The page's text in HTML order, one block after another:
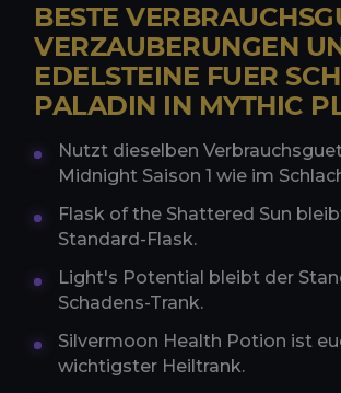
BESTE
VERZAUBERUNGEN
EDELSTEINE FUER
PALADIN IN MYTHIC
Nutzt dieselben
Midnight Saison 1 wie im
Flask of the Shattered Sun
Standard-Flask.
Light's Potential bleibt der
Schadens-Trank.
Silvermoon Health Potion ist
wichtigster Heiltrank.